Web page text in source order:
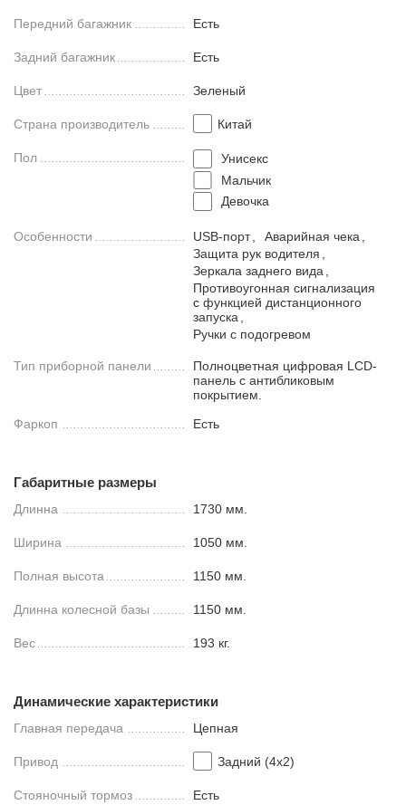
Передний багажник Есть
Задний багажник Есть
Цвет Зеленый
Страна производитель Китай
Пол
Унисекс
Мальчик
Девочка
Особенности USB-порт Аварийная чека
Защита рук водителя
Зеркала заднего вида
Противоугонная сигнализация
с функцией дистанционного
запуска
Ручки с подогревом
Тип приборной панели
Полноцветная цифровая LCD-
панель с антибликовым
покрытием.
Фаркоп
Есть
Габаритные размеры
Длинна 1730 мм.
Ширина 1050 мм.
Полная высота 1150 мм.
Длинна колесной базы 1150 мм.
Вес 193 кг.
Динамические характеристики
Главная передача Цепная
Привод Задний (4х2)
Стояночный тормоз Есть